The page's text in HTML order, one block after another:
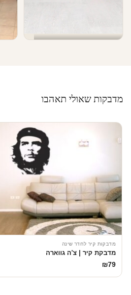
מדבקות שאולי תאהבו
מדבקות קיר לחדר שינה
מדבקת קיר | צ'ה גווארה
₪79